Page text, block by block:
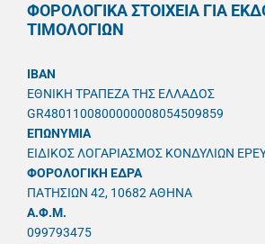
ΦΟΡΟΛΟΓΙΚΑ ΣΤΟΙΧΕΙΑ ΓΙΑ
ΤΙΜΟΛΟΓΙΩΝ
IBAN
ΕΘΝΙΚΗ ΤΡΑΠΕΖΑ ΤΗΣ ΕΛΛΑΔΟΣ
GR4801100800000008054509859
ΕΠΩΝΥΜΙΑ
ΕΙΔΙΚΟΣ ΛΟΓΑΡΙΑΣΜΟΣ ΚΟΝΔΥΛΙΩΝ
ΦΟΡΟΛΟΓΙΚΗ ΕΔΡΑ
ΠΑΤΗΣΙΩΝ 42, 10682 ΑΘΗΝΑ
A.Φ.Μ.
099793475